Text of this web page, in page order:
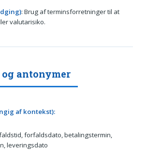
: Brug af terminsforretninger til at
valutarisiko.
antonymer
af kontekst):
forfaldsdato, betalingstermin,
leveringsdato